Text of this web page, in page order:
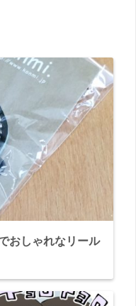
おしゃれなリール